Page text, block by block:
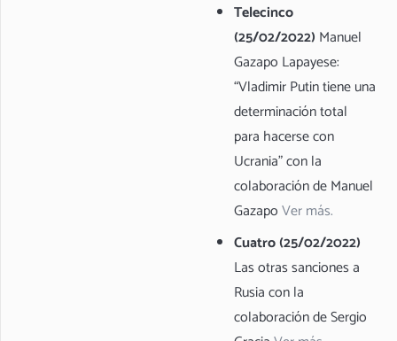
Telecinco
(25/02/2022) Manuel
Gazapo Lapayese:
“Vladimir Putin tiene una
determinación total
para hacerse con
Ucrania” con la
colaboración de Manuel
GazapoVer más.
Cuatro (25/02/2022)
Las otras sanciones a
Rusia con la
colaboración de Sergio